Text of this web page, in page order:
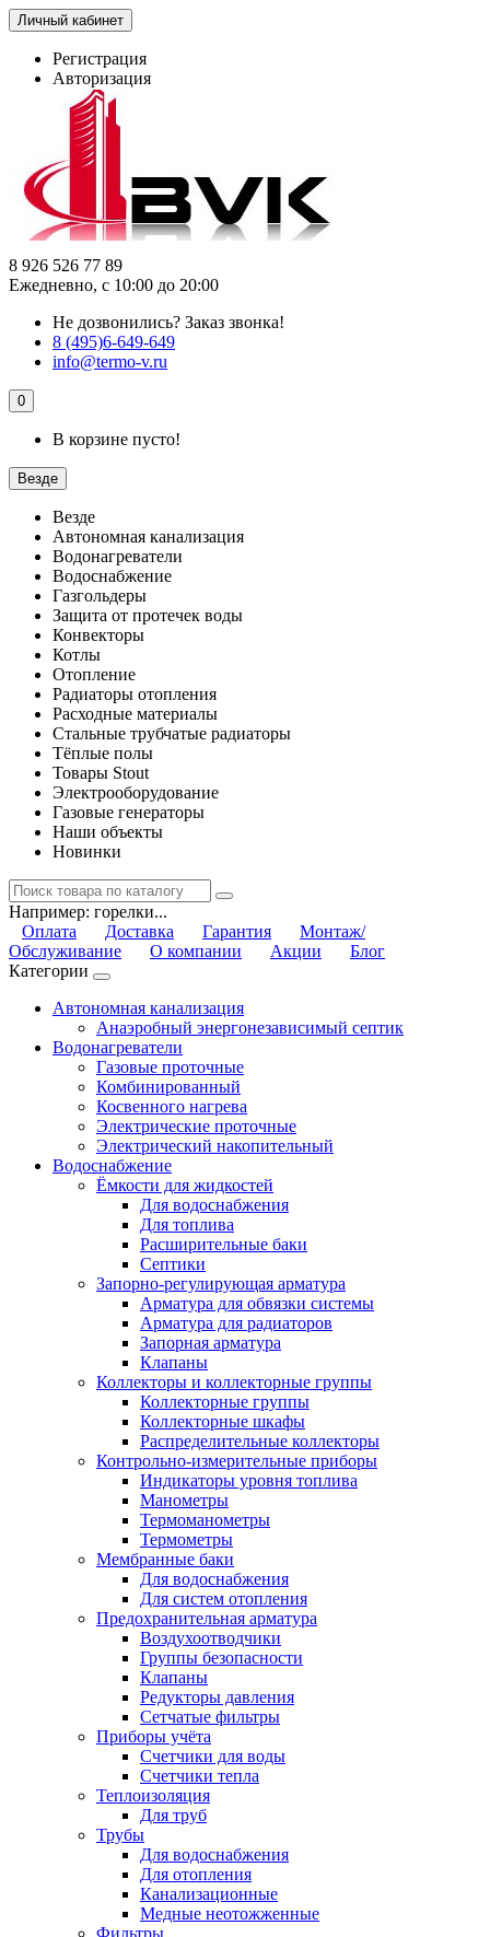
Личный кабинет
Регистрация
Авторизация
8 926 526 77 89
Ежедневно, с 10:00 до 20:00
Не дозвонились? Заказ звонка!
8 (495)6-649-649
info@termo-v.ru
0
В корзине пусто!
Везде
Везде
Автономная канализация
Водонагреватели
Водоснабжение
Газгольдеры
Защита от протечек воды
Конвекторы
Котлы
Отопление
Радиаторы отопления
Расходные материалы
Стальные трубчатые радиаторы
Тёплые полы
Товары Stout
Электрооборудование
Газовые генераторы
Наши объекты
Новинки
Например: горелки...
Оплата
Доставка Гарантия
Монтаж/
Обслуживание
О компании Акции
Блог
Категории
Автономная канализация
Анаэробный энергонезависимый септик
Водонагреватели
Газовые проточные
Комбинированный
Косвенного нагрева
Электрические проточные
Электрический накопительный
Водоснабжение
Ёмкости для жидкостей
Для водоснабжения
Для топлива
Расширительные баки
Септики
Запорно-регулирующая арматура
Арматура для обвязки системы
Арматура для радиаторов
Запорная арматура
Клапаны
Коллекторы и коллекторные группы
Коллекторные группы
Коллекторные шкафы
Распределительные коллекторы
Контрольно-измерительные приборы
Индикаторы уровня топлива
Манометры
Термоманометры
Термометры
Мембранные баки
Для водоснабжения
Для систем отопления
Предохранительная арматура
Воздухоотводчики
Группы безопасности
Клапаны
Редукторы давления
Сетчатые фильтры
Приборы учёта
Счетчики для воды
Счетчики тепла
Теплоизоляция
Для труб
Трубы
Для водоснабжения
Для отопления
Канализационные
Медные неотожженные
Фильтры